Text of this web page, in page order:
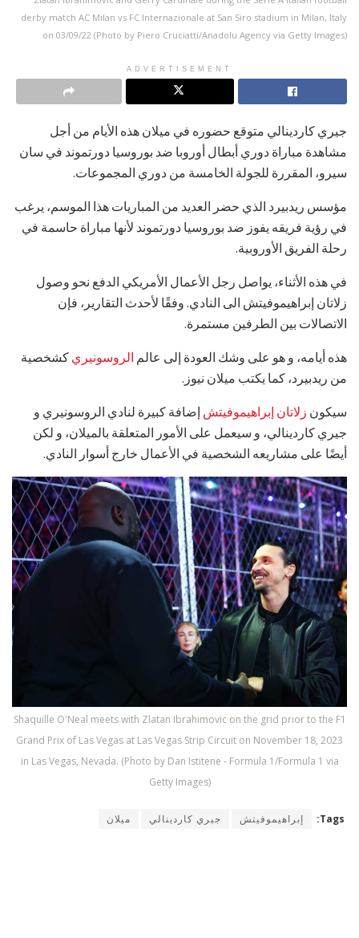
derby match AC Milan vs FC Internazionale at San Siro stadium in Milan, Italy
on 03/09/22 (Photo by Piero Cruciatti/Anadolu Agency via Getty Images)
ADVERTISEMENT
جيري كاردينالي متوقع حضوره في ميلان هذه الأيام من أجل
مشاهدة مباراة دوري أبطال أوروبا ضد بوروسيا دورتموند في سان
سيرو، المقررة للجولة الخامسة من دوري المجموعات.
مؤسس ريدبيرد الذي حضر العديد من المباريات هذا الموسم، يرغب
في رؤية فريقه يفوز ضد بوروسيا دورتموند لأنها مباراة حاسمة في
رحلة الفريق الأوروبية.
في هذه الأثناء، يواصل رجل الأعمال الأمريكي الدفع نحو وصول
زلاتان إبراهيموفيتش الى النادي. وفقًا لأحدث التقارير، فإن
الاتصالات بين الطرفين مستمرة.
هذه أيامه، و هو على وشك العودة إلى عالم الروسونيري كشخصية
من ريدبيرد، كما يكتب ميلان نيوز.
سيكون زلاتان إبراهيموفيتش إضافة كبيرة لنادي الروسونيري و
جيري كاردينالي، و سيعمل على الأمور المتعلقة بالميلان، و لكن
أيضًا على مشاريعه الشخصية في الأعمال خارج أسوار النادي.
Shaquille O'Neal meets with Zlatan Ibrahimovic on the grid prior to the F1
Grand Prix of Las Vegas at Las Vegas Strip Circuit on November 18, 2023
in Las Vegas, Nevada. (Photo by Dan Istitene - Formula 1/Formula 1 via
Getty Images)
Tags: إبراهيموفيتش جيري كاردينالي ميلان